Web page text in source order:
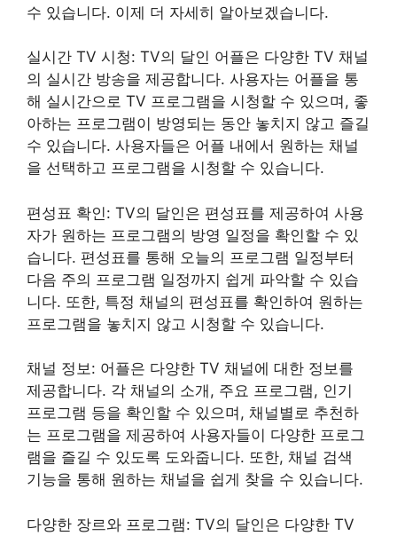
수 있습니다. 이제 더 자세히 알아보겠습니다.
실시간 TV 시청: TV의 달인 어플은 다양한 TV 채널
의 실시간 방송을 제공합니다. 사용자는 어플을 통
해 실시간으로 TV 프로그램을 시청할 수 있으며, 좋
아하는 프로그램이 방영되는 동안 놓치지 않고 즐길
수 있습니다. 사용자들은 어플 내에서 원하는 채널
을 선택하고 프로그램을 시청할 수 있습니다.
편성표 확인: TV의 달인은 편성표를 제공하여 사용
자가 원하는 프로그램의 방영 일정을 확인할 수 있
습니다. 편성표를 통해 오늘의 프로그램 일정부터
다음 주의 프로그램 일정까지 쉽게 파악할 수 있습
니다. 또한, 특정 채널의 편성표를 확인하여 원하는
프로그램을 놓치지 않고 시청할 수 있습니다.
채널 정보: 어플은 다양한 TV 채널에 대한 정보를
제공합니다. 각 채널의 소개, 주요 프로그램, 인기
프로그램 등을 확인할 수 있으며, 채널별로 추천하
는 프로그램을 제공하여 사용자들이 다양한 프로그
램을 즐길 수 있도록 도와줍니다. 또한, 채널 검색
기능을 통해 원하는 채널을 쉽게 찾을 수 있습니다.
다양한 장르와 프로그램: TV의 달인은 다양한 TV